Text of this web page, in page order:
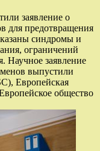
заявление о
для предотвращения
синдромы и
ограничений
Научное заявление
выпустили
Европейская
общество